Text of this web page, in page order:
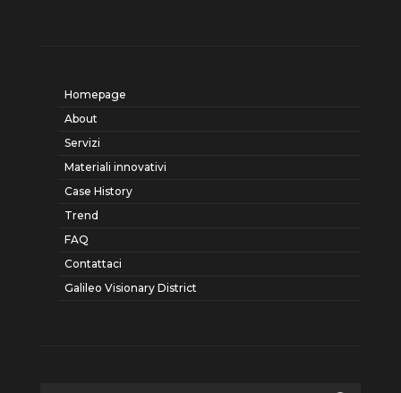
Homepage
About
Servizi
Materiali innovativi
Case History
Trend
FAQ
Contattaci
Galileo Visionary District